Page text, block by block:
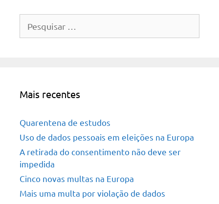
por:
Mais recentes
Quarentena de estudos
Uso de dados pessoais em eleições na Europa
A retirada do consentimento não deve ser
impedida
Cinco novas multas na Europa
Mais uma multa por violação de dados